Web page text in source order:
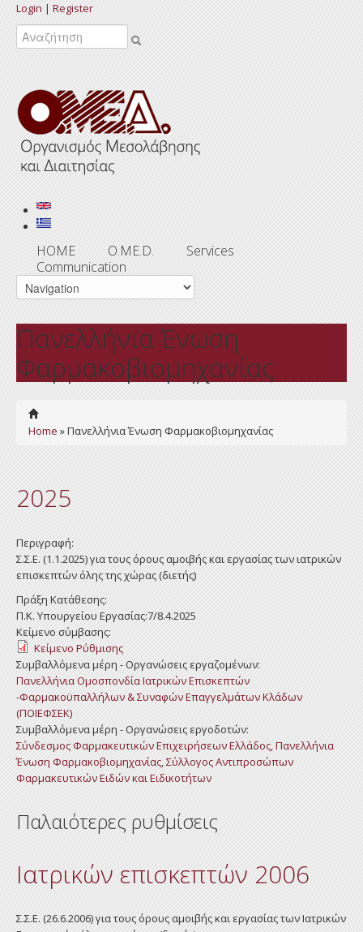
Login | Register
Search
HOME O.ME.D.
Services
Communication
Πανελλήνια Ένωση
Φαρμακοβιομηχανίας
Home » Πανελλήνια Ένωση Φαρμακοβιομηχανίας
2025
Περιγραφή:
Σ.Σ.Ε. (1.1.2025) για τους όρους αμοιβής και εργασίας των ιατρικών
επισκεπτών όλης της χώρας (διετής)
Πράξη Κατάθεσης:
Π.Κ. Υπουργείου Εργασίας:7/8.4.2025
Κείμενο σύμβασης:
Κείμενο Ρύθμισης
Συμβαλλόμενα μέρη - Οργανώσεις εργαζομένων:
Πανελλήνια Ομοσπονδία Ιατρικών Επισκεπτών
-Φαρμακοϋπαλλήλων & Συναφών Επαγγελμάτων Κλάδων
(ΠΟΙΕΦΣΕΚ)
Συμβαλλόμενα μέρη - Οργανώσεις εργοδοτών:
Σύνδεσμος Φαρμακευτικών Επιχειρήσεων Ελλάδος,Πανελλήνια
Ένωση Φαρμακοβιομηχανίας,Σύλλογος Αντιπροσώπων
Φαρμακευτικών Ειδών και Ειδικοτήτων
Παλαιότερες ρυθμίσεις
Ιατρικών επισκεπτών 2006
Σ.Σ.Ε. (26.6.2006) για τους όρους αμοιβής και εργασίας των Ιατρικών